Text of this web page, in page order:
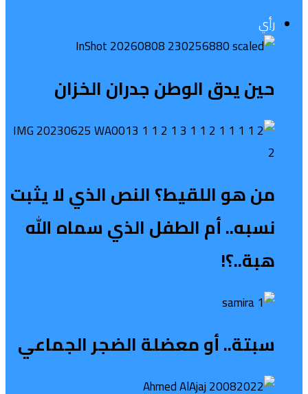
رأي
حين يدق الوطن جدران الخزان
من هو اللقيط؟ النص الذي لا يثبت
نسبه.. أم الطفل الذي سماه الله
هبة..؟!
سبتة.. أو معضلة الضجر الجماعي